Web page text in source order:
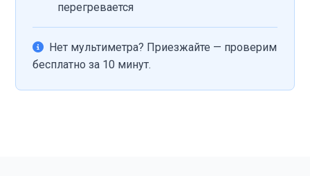
перегревается
Нет мультиметра? Приезжайте — проверим
бесплатно за 10 минут.